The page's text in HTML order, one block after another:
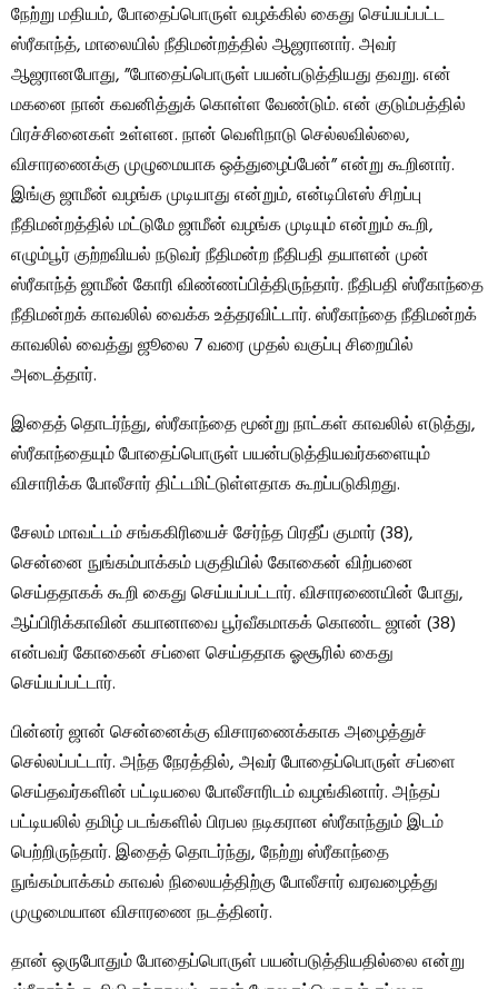
நேற்று மதியம், போதைப்பொருள் வழக்கில் கைது செய்யப்பட்ட
ஸ்ரீகாந்த், மாலையில் நீதிமன்றத்தில் ஆஜரானார். அவர்
ஆஜரானபோது, ​​”போதைப்பொருள் பயன்படுத்தியது தவறு. என்
மகனை நான் கவனித்துக் கொள்ள வேண்டும். என் குடும்பத்தில்
பிரச்சினைகள் உள்ளன. நான் வெளிநாடு செல்லவில்லை,
விசாரணைக்கு முழுமையாக ஒத்துழைப்பேன்” என்று கூறினார்.
இங்கு ஜாமீன் வழங்க முடியாது என்றும், என்டிபிஎஸ் சிறப்பு
நீதிமன்றத்தில் மட்டுமே ஜாமீன் வழங்க முடியும் என்றும் கூறி,
எழும்பூர் குற்றவியல் நடுவர் நீதிமன்ற நீதிபதி தயாளன் முன்
ஸ்ரீகாந்த் ஜாமீன் கோரி விண்ணப்பித்திருந்தார். நீதிபதி ஸ்ரீகாந்தை
நீதிமன்றக் காவலில் வைக்க உத்தரவிட்டார். ஸ்ரீகாந்தை நீதிமன்றக்
காவலில் வைத்து ஜூலை 7 வரை முதல் வகுப்பு சிறையில்
அடைத்தார்.
இதைத் தொடர்ந்து, ஸ்ரீகாந்தை மூன்று நாட்கள் காவலில் எடுத்து,
ஸ்ரீகாந்தையும் போதைப்பொருள் பயன்படுத்தியவர்களையும்
விசாரிக்க போலீசார் திட்டமிட்டுள்ளதாக கூறப்படுகிறது.
சேலம் மாவட்டம் சங்ககிரியைச் சேர்ந்த பிரதீப் குமார் (38),
சென்னை நுங்கம்பாக்கம் பகுதியில் கோகைன் விற்பனை
செய்ததாகக் கூறி கைது செய்யப்பட்டார். விசாரணையின் போது, ​​
ஆப்பிரிக்காவின் கயானாவை பூர்வீகமாகக் கொண்ட ஜான் (38)
என்பவர் கோகைன் சப்ளை செய்ததாக ஓசூரில் கைது
செய்யப்பட்டார்.
பின்னர் ஜான் சென்னைக்கு விசாரணைக்காக அழைத்துச்
செல்லப்பட்டார். அந்த நேரத்தில், அவர் போதைப்பொருள் சப்ளை
செய்தவர்களின் பட்டியலை போலீசாரிடம் வழங்கினார். அந்தப்
பட்டியலில் தமிழ் படங்களில் பிரபல நடிகரான ஸ்ரீகாந்தும் இடம்
பெற்றிருந்தார். இதைத் தொடர்ந்து, நேற்று ஸ்ரீகாந்தை
நுங்கம்பாக்கம் காவல் நிலையத்திற்கு போலீசார் வரவழைத்து
முழுமையான விசாரணை நடத்தினர்.
தான் ஒருபோதும் போதைப்பொருள் பயன்படுத்தியதில்லை என்று